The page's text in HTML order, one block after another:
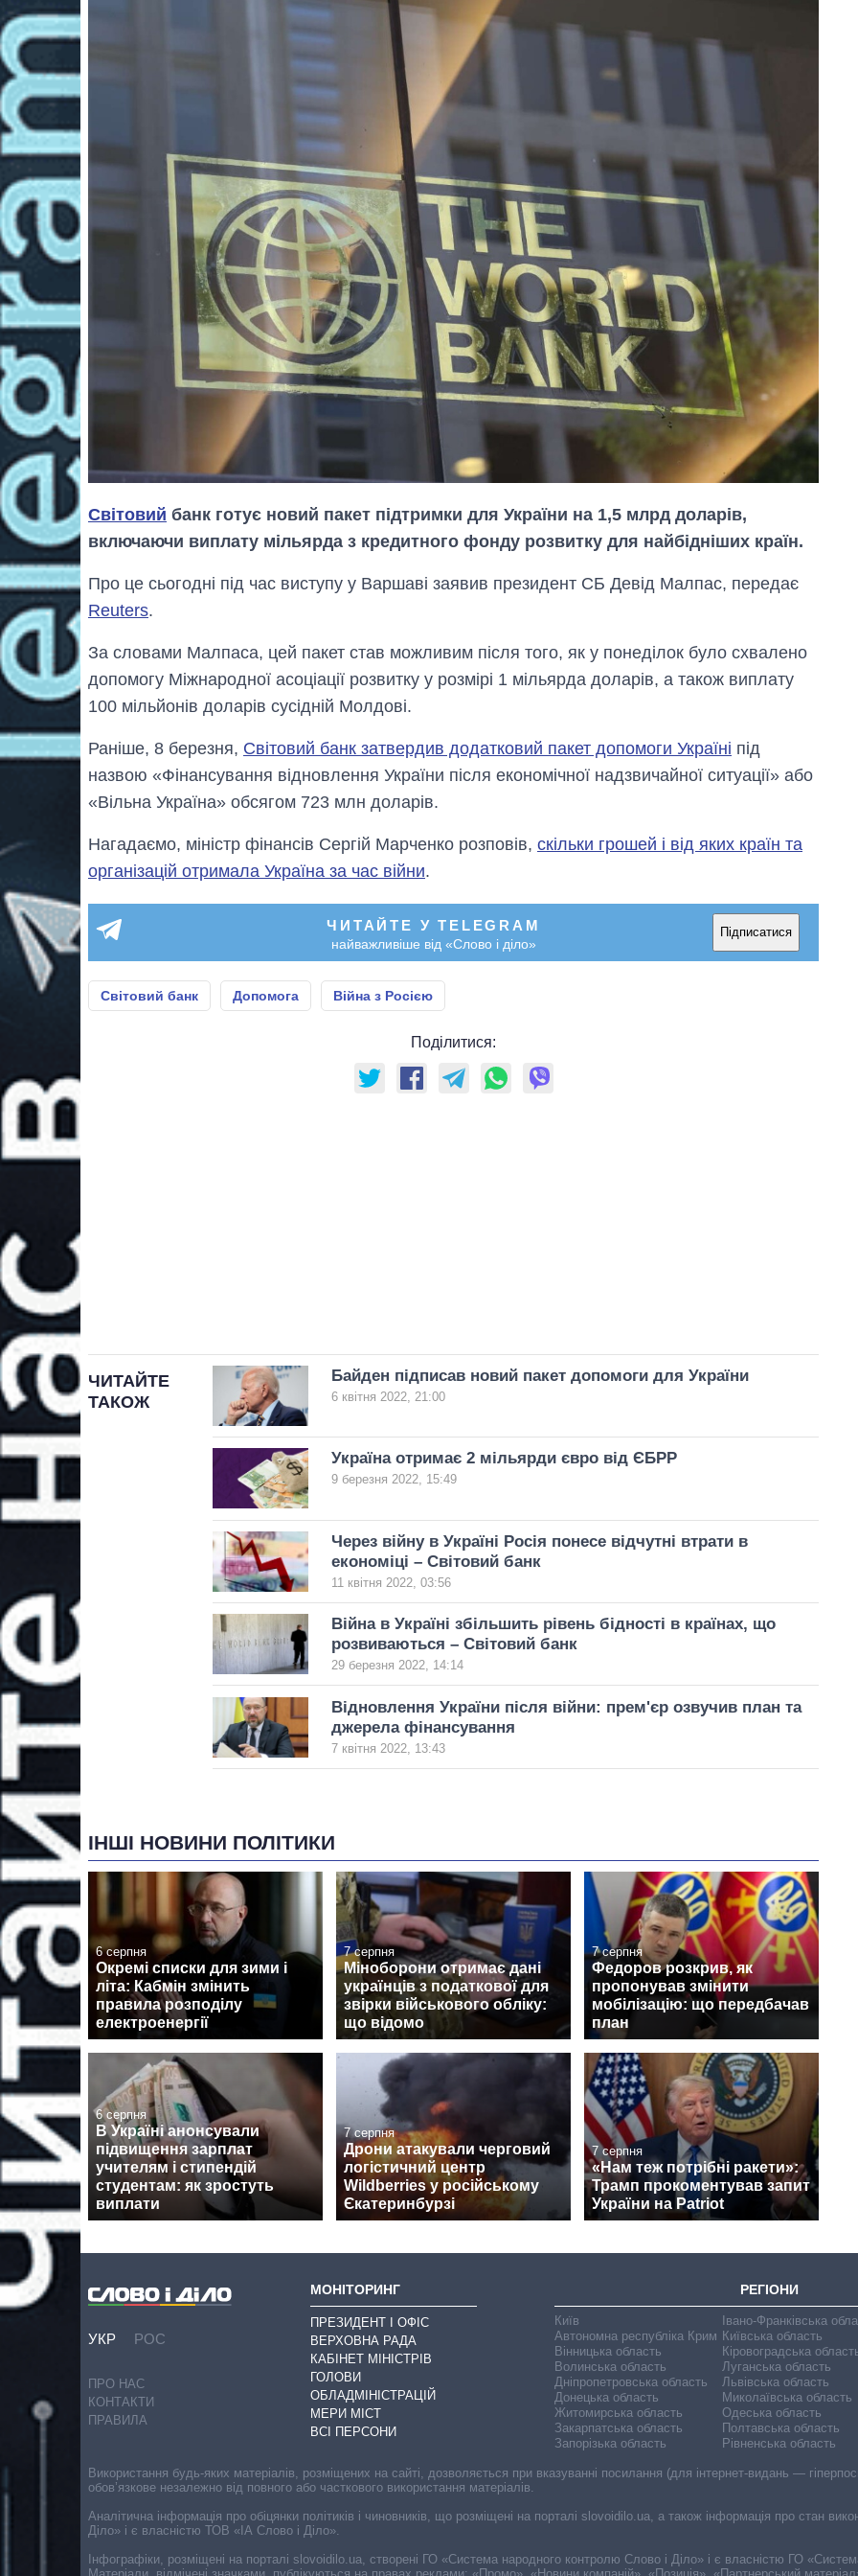
Світовий банк готує новий пакет підтримки для України на 1,5 млрд доларів,
включаючи виплату мільярда з кредитного фонду розвитку для найбідніших країн.
Про це сьогодні під час виступу у Варшаві заявив президент СБ Девід Малпас, передає
Reuters.
За словами Малпаса, цей пакет став можливим після того, як у понеділок було схвалено
допомогу Міжнародної асоціації розвитку у розмірі 1 мільярда доларів, а також виплату
100 мільйонів доларів сусідній Молдові.
Раніше, 8 березня, Світовий банк затвердив додатковий пакет допомоги Україні під
назвою «Фінансування відновлення України після економічної надзвичайної ситуації» або
«Вільна Україна» обсягом 723 млн доларів.
Нагадаємо, міністр фінансів Сергій Марченко розповів, скільки грошей і від яких країн та
організацій отримала Україна за час війни.
ЧИТАЙТЕ У TELEGRAM
найважливіше від «Слово і діло»
Підписатися
Світовий банк Допомога Війна з Росією
Поділитися:
ЧИТАЙТЕ
ТАКОЖ
Байден підписав новий пакет допомоги для України
6 квітня 2022, 21:00
Україна отримає 2 мільярди євро від ЄБРР
9 березня 2022, 15:49
Через війну в Україні Росія понесе відчутні втрати в
економіці – Світовий банк
11 квітня 2022, 03:56
Війна в Україні збільшить рівень бідності в країнах, що
розвиваються – Світовий банк
29 березня 2022, 14:14
Відновлення України після війни: прем'єр озвучив план та
джерела фінансування
7 квітня 2022, 13:43
ІНШІ НОВИНИ ПОЛІТИКИ
6 серпня
Окремі списки для зими і
літа: Кабмін змінить
правила розподілу
електроенергії
7 серпня
Міноборони отримає дані
українців з податкової для
звірки військового обліку:
що відомо
7 серпня
Федоров розкрив, як
пропонував змінити
мобілізацію: що передбачав
план
6 серпня
В Україні анонсували
підвищення зарплат
учителям і стипендій
студентам: як зростуть
виплати
7 серпня
Дрони атакували черговий
логістичний центр
Wildberries у російському
Єкатеринбурзі
7 серпня
«Нам теж потрібні ракети»:
Трамп прокоментував запит
України на Patriot
Як зросли тарифи
УКР РОС
ПРО НАС
КОНТАКТИ
ПРАВИЛА
МОНІТОРИНГ
ПРЕЗИДЕНТ І ОФІС
ВЕРХОВНА РАДА
КАБІНЕТ МІНІСТРІВ
ГОЛОВИ
ОБЛАДМІНІСТРАЦІЙ
МЕРИ МІСТ
ВСІ ПЕРСОНИ
РЕГІОНИ
Київ
Автономна республіка Крим
Вінницька область
Волинська область
Дніпропетровська область
Донецька область
Житомирська область
Закарпатська область
Запорізька область
Івано-Франківська
Київська область
Кіровоградська
Луганська область
Львівська область
Миколаївська область
Одеська область
Полтавська область
Рівненська область
Використання будь-яких матеріалів, розміщених на сайті, дозволяється при вказуванні посилання (для інтернет-видань —
обов’язкове незалежно від повного або часткового використання матеріалів.
Аналітична інформація про обіцянки політиків і чиновників, що розміщені на порталі slovoidilo.ua, а також інформація про стан
Діло» і є власністю ТОВ «ІА Слово і Діло».
Інфографіки, розміщені на порталі slovoidilo.ua, створені ГО «Система народного контролю Слово і Діло» і є власністю ГО